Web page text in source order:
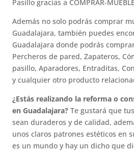
Pasillo gracias a COMPRAR-
Además no solo podrás comprar
Guadalajara, también puedes
Guadalajara donde podrás
Percheros de pared, Zapateros,
pasillo, Aparadores, Entraditas,
y cualquier otro producto
¿Estás realizando la reforma o
en Guadalajara? Te gustará que
sean duraderos y de calidad,
unos claros patrones estéticos en
es un mundo y hay un dicho que